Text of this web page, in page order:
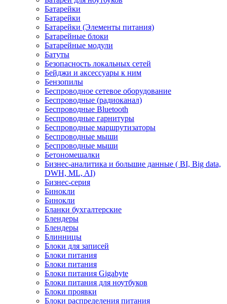
Батарейки
Батарейки
Батарейки (Элементы питания)
Батарейные блоки
Батарейные модули
Батуты
Безопасность локальных сетей
Бейджи и аксесcуары к ним
Бензопилы
Беспроводное сетевое оборудование
Беспроводные (радиоканал)
Беспроводные Bluetooth
Беспроводные гарнитуры
Беспроводные маршрутизаторы
Беспроводные мыши
Беспроводные мыши
Бетономешалки
Бизнес-аналитика и большие данные ( BI, Big data,
DWH, ML, AI)
Бизнес-серия
Бинокли
Бинокли
Бланки бухгалтерские
Блендеры
Блендеры
Блинницы
Блоки для записей
Блоки питания
Блоки питания
Блоки питания Gigabyte
Блоки питания для ноутбуков
Блоки проявки
Блоки распределения питания